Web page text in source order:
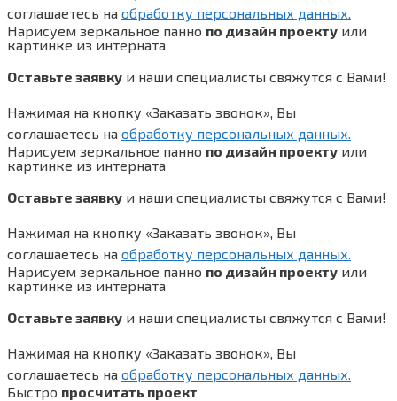
соглашаетесь на обработку персональных данных.
Нарисуем зеркальное панно по дизайн проекту или
картинке из интерната
Оставьте заявку и наши специалисты свяжутся с Вами!
Нажимая на кнопку «Заказать звонок», Вы
соглашаетесь на обработку персональных данных.
Нарисуем зеркальное панно по дизайн проекту или
картинке из интерната
Оставьте заявку и наши специалисты свяжутся с Вами!
Нажимая на кнопку «Заказать звонок», Вы
соглашаетесь на обработку персональных данных.
Нарисуем зеркальное панно по дизайн проекту или
картинке из интерната
Оставьте заявку и наши специалисты свяжутся с Вами!
Нажимая на кнопку «Заказать звонок», Вы
соглашаетесь на обработку персональных данных.
Быстро просчитать проект